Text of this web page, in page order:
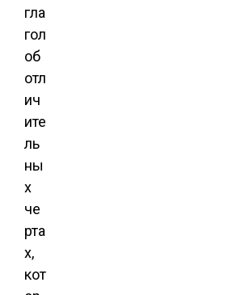
гла
гол
об
отл
ич
ите
ль
ны
х
че
рта
х,
кот